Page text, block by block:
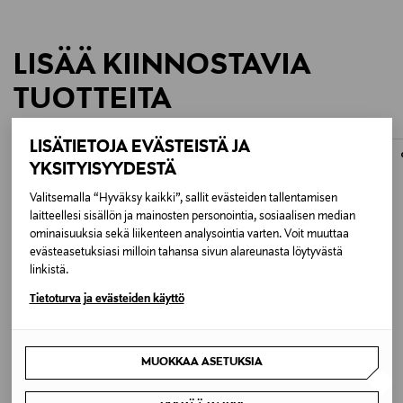
LISÄTIETOJA EVÄSTEISTÄ JA
YKSITYISYYDESTÄ
Valitsemalla “Hyväksy kaikki”, sallit evästeiden tallentamisen
laitteellesi sisällön ja mainosten personointia, sosiaalisen median
ominaisuuksia sekä liikenteen analysointia varten. Voit muuttaa
evästeasetuksiasi milloin tahansa sivun alareunasta löytyvästä
linkistä.
Tietoturva ja evästeiden käyttö
MUOKKAA ASETUKSIA
XF 100-400mm f/4.5-5.6 R LM OIS WR Lens
XF 80mm f/2.8 R LM OIS WR Macro
FujiFilm XF 70-300mm f/4-5.6 R LM OIS WR
LISÄÄ KIINNOSTAVIA
TUOTTEITA
ONLINE EXCLUSIVE ONLINE EXCLUSIVE